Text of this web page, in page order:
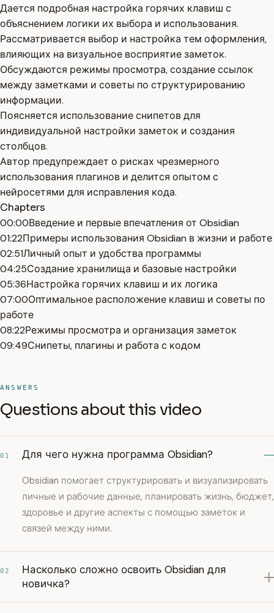
Дается подробная настройка горячих клавиш с
объяснением логики их выбора и использования.
Рассматривается выбор и настройка тем оформления,
влияющих на визуальное восприятие заметок.
Обсуждаются режимы просмотра, создание ссылок
между заметками и советы по структурированию
информации.
Поясняется использование снипетов для
индивидуальной настройки заметок и создания
столбцов.
Автор предупреждает о рисках чрезмерного
использования плагинов и делится опытом с
нейросетями для исправления кода.
Chapters
00:00Введение и первые впечатления от Obsidian
01:22Примеры использования Obsidian в жизни и работе
02:51Личный опыт и удобства программы
04:25Создание хранилища и базовые настройки
05:36Настройка горячих клавиш и их логика
07:00Оптимальное расположение клавиш и советы по
работе
08:22Режимы просмотра и организация заметок
09:49Снипеты, плагины и работа с кодом
ANSWERS
Questions about this video
01 Для чего нужна программа Obsidian?
Obsidian помогает структурировать и визуализировать
личные и рабочие данные, планировать жизнь, бюджет,
здоровье и другие аспекты с помощью заметок и
связей между ними.
02
Насколько сложно освоить Obsidian для
новичка?